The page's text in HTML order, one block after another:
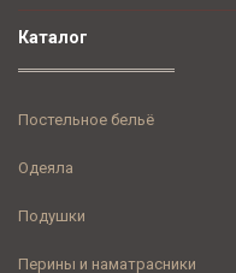
Каталог
Постельное бельё
Одеяла
Подушки
Перины и наматрасники